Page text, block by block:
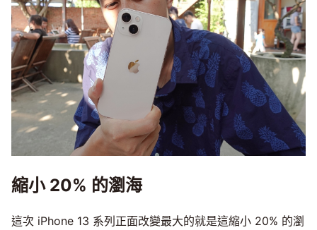
縮小 20% 的瀏海
這次 iPhone 13 系列正面改變最大的就是這縮小 20% 的瀏